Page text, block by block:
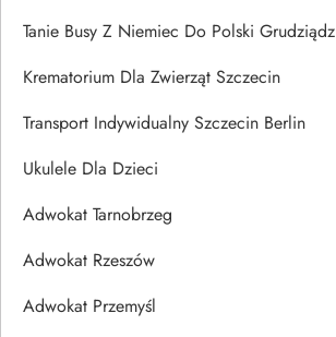
Tanie Busy Z Niemiec Do Polski Grudziądz
Krematorium Dla Zwierząt Szczecin
Transport Indywidualny Szczecin Berlin
Ukulele Dla Dzieci
Adwokat Tarnobrzeg
Adwokat Rzeszów
Adwokat Przemyśl